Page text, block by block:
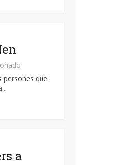
persones que
a